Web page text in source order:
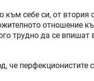
към себе си, от втория
отношение
трудно да се впишат
че